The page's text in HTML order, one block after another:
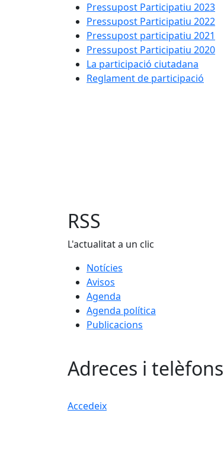
Pressupost Participatiu 2023
Pressupost Participatiu 2022
Pressupost participatiu 2021
Pressupost Participatiu 2020
La participació ciutadana
Reglament de participació
RSS
L'actualitat a un clic
Notícies
Avisos
Agenda
Agenda política
Publicacions
Adreces i telèfons
Accedeix